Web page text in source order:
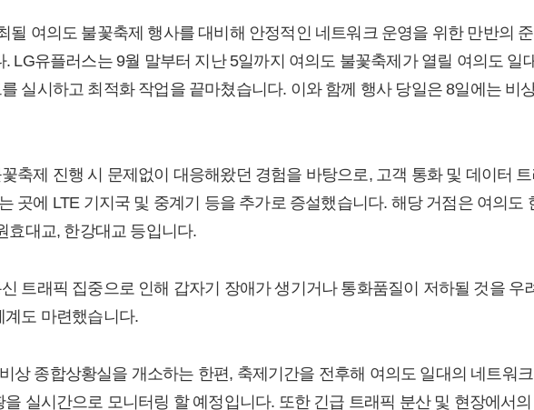
될 여의도 불꽃축제 행사를 대비해 안정적인 네트워크 운영을 위한 만반의
LG유플러스는 9월 말부터 지난 5일까지 여의도 불꽃축제가 열릴 여의도 일
실시하고 최적화 작업을 끝마쳤습니다. 이와 함께 행사 당일은 8일에는 비
축제 진행 시 문제없이 대응해왔던 경험을 바탕으로, 고객 통화 및 데이터
곳에 LTE 기지국 및 중계기 등을 추가로 증설했습니다. 해당 거점은 여의도
효대교, 한강대교 등입니다.
트래픽 집중으로 인해 갑자기 장애가 생기거나 통화품질이 저하될 것을 우
계도 마련했습니다.
상 종합상황실을 개소하는 한편, 축제기간을 전후해 여의도 일대의 네트워
실시간으로 모니터링 할 예정입니다. 또한 긴급 트래픽 분산 및 현장에서